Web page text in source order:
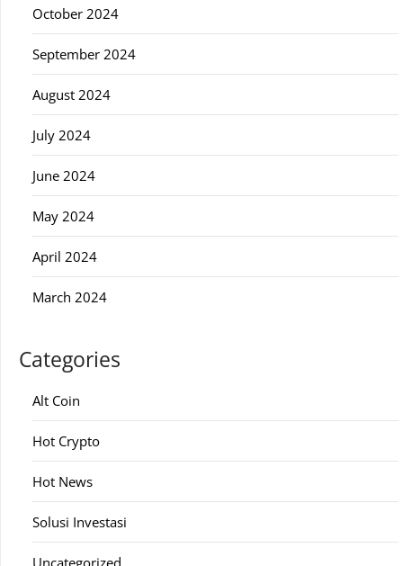
October 2024
September 2024
August 2024
July 2024
June 2024
May 2024
April 2024
March 2024
Categories
Alt Coin
Hot Crypto
Hot News
Solusi Investasi